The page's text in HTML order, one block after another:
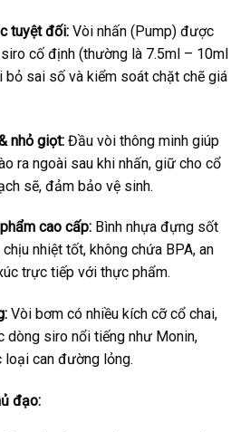
tuyệt đối: Vòi nhấn (Pump) được
cố định (thường là 7.5ml – 10ml
bỏ sai số và kiểm soát chặt chẽ giá
nhỏ giọt: Đầu vòi thông minh giúp
ra ngoài sau khi nhấn, giữ cho cổ
sẽ, đảm bảo vệ sinh.
cao cấp: Bình nhựa đựng sốt
nhiệt tốt, không chứa BPA, an
trực tiếp với thực phẩm.
Vòi bơm có nhiều kích cỡ cổ chai,
dòng siro nổi tiếng như Monin,
loại can đường lỏng.
đạo: